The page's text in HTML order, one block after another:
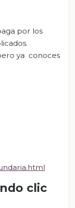
por los
ya conoces
clic